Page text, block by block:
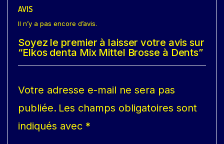
AVIS
Il n’y a pas encore d’avis.
Soyez le premier à laisser votre avis sur
“Elkos denta Mix Mittel Brosse à Dents”
Votre adresse e-mail ne sera pas
publiée. Les champs obligatoires sont
indiqués avec *